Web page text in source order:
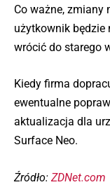
Co ważne, zmiany
użytkownik będzie
wrócić do starego
Kiedy firma
ewentualne
aktualizacja dla
Surface Neo.
Źródło: ZDNet.com